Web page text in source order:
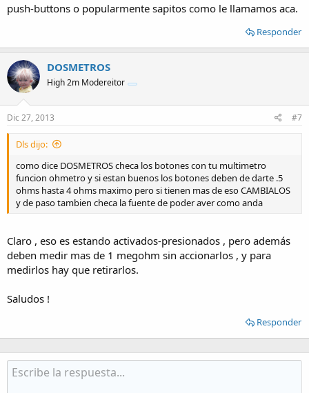
push-buttons o popularmente sapitos como le llamamos aca.
Responder
DOSMETROS
High 2m Modereitor
Dic 27, 2013 #7
Dls dijo:
como dice DOSMETROS checa los botones con tu multimetro
funcion ohmetro y si estan buenos los botones deben de darte .5
ohms hasta 4 ohms maximo pero si tienen mas de eso CAMBIALOS
y de paso tambien checa la fuente de poder aver como anda
Claro , eso es estando activados-presionados , pero además
deben medir mas de 1 megohm sin accionarlos , y para
medirlos hay que retirarlos.
Saludos !
Responder